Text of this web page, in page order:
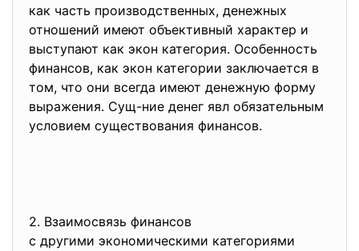
как часть производственных, денежных
отношений имеют объективный характер и
выступают как экон категория. Особенность
финансов, как экон категории заключается в
том, что они всегда имеют денежную форму
выражения. Сущ-ние денег явл обязательным
условием существования финансов.
2. Взаимосвязь финансов
с другими экономическими категориями